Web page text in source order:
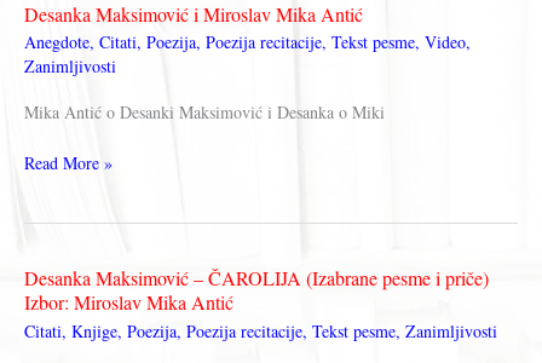
Desanka Maksimović i Miroslav Mika Antić
Anegdote, Citati, Poezija, Poezija recitacije, Tekst pesme, Video,
Zanimljivosti
Mika Antić o Desanki Maksimović i Desanka o Miki
Desanka
Antić
Read More »
Desanka Maksimović – ČAROLIJA (Izabrane pesme i priče)
Izbor: Miroslav Mika Antić
Citati, Knjige, Poezija, Poezija recitacije, Tekst pesme, Zanimljivosti